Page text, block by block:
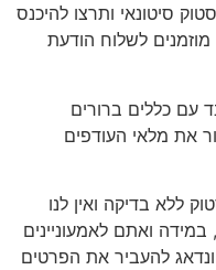
סיטונאי ותרצו להיכנס
לשלוח הודעת
עם כללים ברורים
את מלאי העודפים
ללא בדיקה ואין לנו
ואתם לאמעוניינים
להעביר את הפרטים